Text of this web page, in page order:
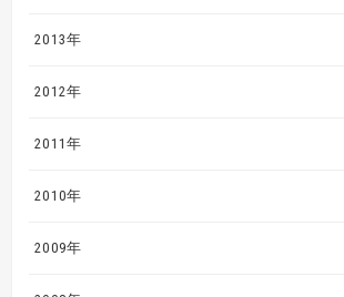
2013年
2012年
2011年
2010年
2009年